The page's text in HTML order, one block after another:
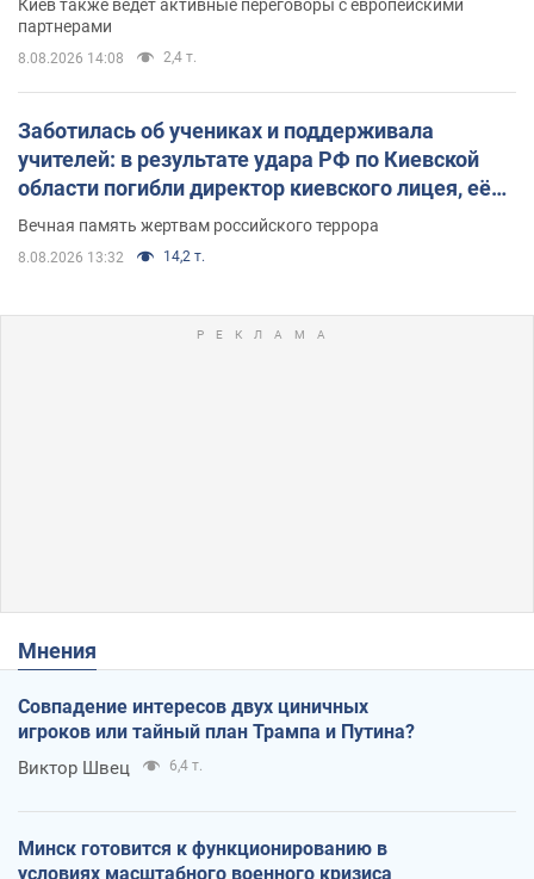
Киев также ведет активные переговоры с европейскими
партнерами
8.08.2026 14:08 2,4 т.
Заботилась об учениках и поддерживала
учителей: в результате удара РФ по Киевской
области погибли директор киевского лицея, её
муж и внук
Вечная память жертвам российского террора
8.08.2026 13:32 14,2 т.
Мнения
Совпадение интересов двух циничных
игроков или тайный план Трампа и Путина?
Виктор Швец 6,4 т.
Минск готовится к функционированию в
условиях масштабного военного кризиса